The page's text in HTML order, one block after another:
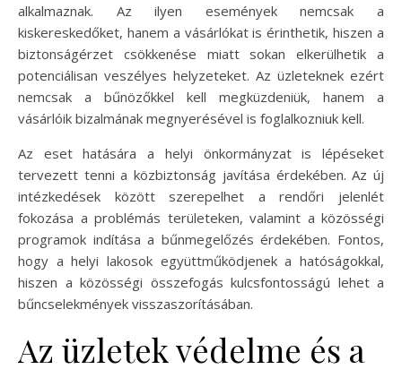
alkalmaznak. Az ilyen események nemcsak a
kiskereskedőket, hanem a vásárlókat is érinthetik, hiszen a
biztonságérzet csökkenése miatt sokan elkerülhetik a
potenciálisan veszélyes helyzeteket. Az üzleteknek ezért
nemcsak a bűnözőkkel kell megküzdeniük, hanem a
vásárlóik bizalmának megnyerésével is foglalkozniuk kell.
Az eset hatására a helyi önkormányzat is lépéseket
tervezett tenni a közbiztonság javítása érdekében. Az új
intézkedések között szerepelhet a rendőri jelenlét
fokozása a problémás területeken, valamint a közösségi
programok indítása a bűnmegelőzés érdekében. Fontos,
hogy a helyi lakosok együttműködjenek a hatóságokkal,
hiszen a közösségi összefogás kulcsfontosságú lehet a
bűncselekmények visszaszorításában.
Az üzletek védelme és a